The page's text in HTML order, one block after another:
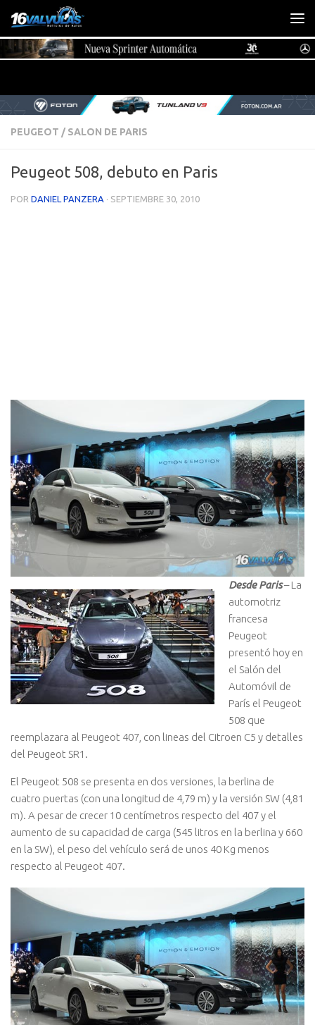
Saltar al contenido
PEUGEOT / SALON DE PARIS
Peugeot 508, debuto en Paris
POR DANIEL PANZERA · SEPTIEMBRE 30, 2010
Desde Paris– La
automotriz
francesa
Peugeot
presentó hoy en
el Salón del
Automóvil de
París el Peugeot
508 que
reemplazara al Peugeot 407, con lineas del Citroen C5 y detalles
del Peugeot SR1.
El Peugeot 508 se presenta en dos versiones, la berlina de
cuatro puertas (con una longitud de 4,79 m) y la versión SW (4,81
m). A pesar de crecer 10 centímetros respecto del 407 y el
aumento de su capacidad de carga (545 litros en la berlina y 660
en la SW), el peso del vehículo será de unos 40 Kg menos
respecto al Peugeot 407.